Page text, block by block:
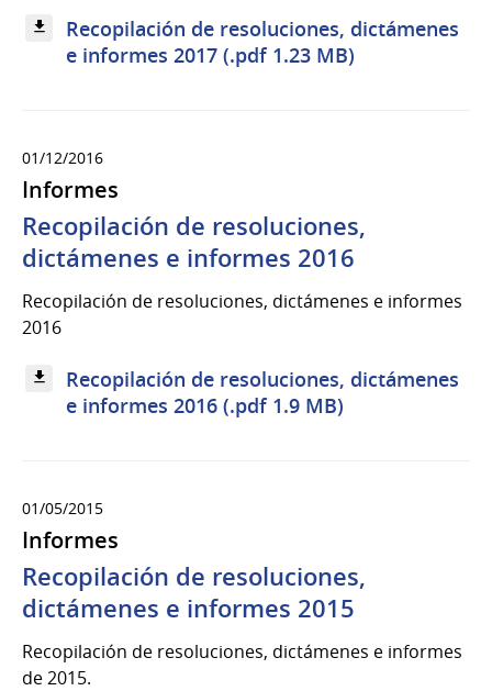
Recopilación de resoluciones, dictámenes
e informes 2017 (.pdf 1.23 MB)
01/12/2016
Informes
Recopilación de resoluciones,
dictámenes e informes 2016
Recopilación de resoluciones, dictámenes e informes
2016
Recopilación de resoluciones, dictámenes
e informes 2016 (.pdf 1.9 MB)
01/05/2015
Informes
Recopilación de resoluciones,
dictámenes e informes 2015
Recopilación de resoluciones, dictámenes e informes
de 2015.